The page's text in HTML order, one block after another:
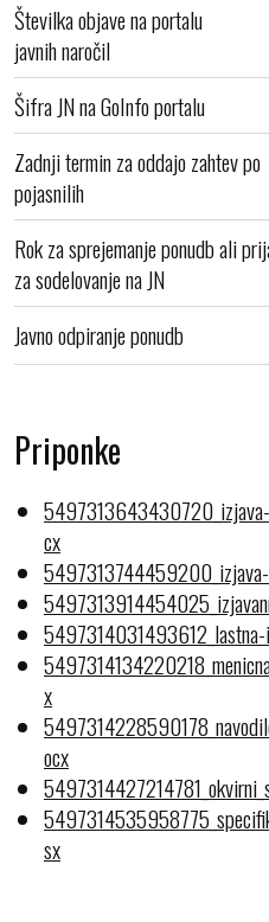
Številka objave na portalu
javnih naročil
Šifra JN na GoInfo portalu
Zadnji termin za oddajo zahtev po
pojasnilih
Rok za sprejemanje ponudb ali
za sodelovanje na JN
Javno odpiranje ponudb
Priponke
5497313643430720_izjava-
cx
5497313744459200_izjava-
x
ocx
sx